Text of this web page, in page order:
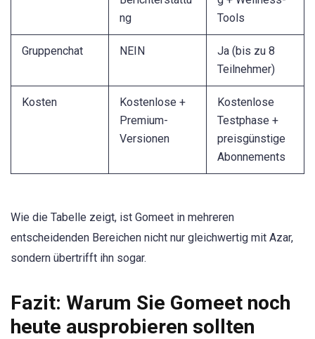
ng
Tools
Gruppenchat NEIN
Ja (bis zu 8
Teilnehmer)
Kosten
Kostenlose +
Premium-
Versionen
Kostenlose
Testphase +
preisgünstige
Abonnements
Wie die Tabelle zeigt, ist Gomeet in mehreren
entscheidenden Bereichen nicht nur gleichwertig mit Azar,
sondern übertrifft ihn sogar.
Fazit: Warum Sie Gomeet noch
heute ausprobieren sollten